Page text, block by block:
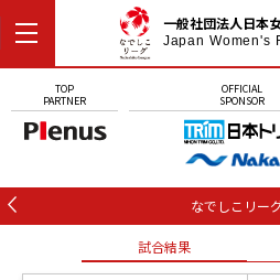
一般社団法人日本
Japan Women's
TOP
PARTNER
OFFICIAL
SPONSOR
なでしこリー
試合結果